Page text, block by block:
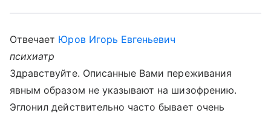
Отвечает Юров Игорь Евгеньевич
психиатр
Здравствуйте. Описанные Вами переживания
явным образом не указывают на шизофрению.
Эглонил действительно часто бывает очень